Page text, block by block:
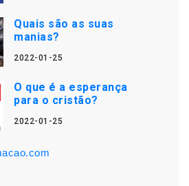
Quais são as suas
manias?
2022-01-25
O que é a esperança
para o cristão?
2022-01-25